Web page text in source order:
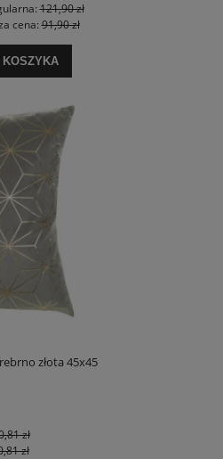
121,90 zł
cena:91,90 zł
KOSZYKA
złota 45x45
zł
zł